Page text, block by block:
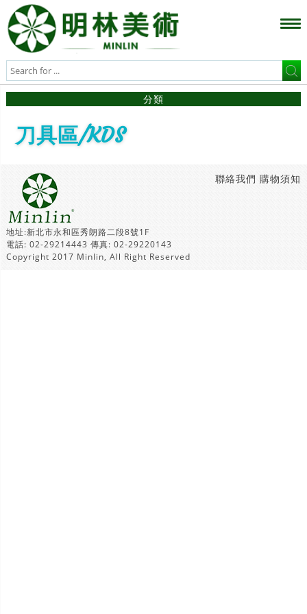
分類
刀具區/KDS
購物須知
聯絡我們
地址:新北市永和區秀朗路二段8號1F
電話: 02-29214443 傳真: 02-29220143
Copyright 2017 Minlin, All Right Reserved